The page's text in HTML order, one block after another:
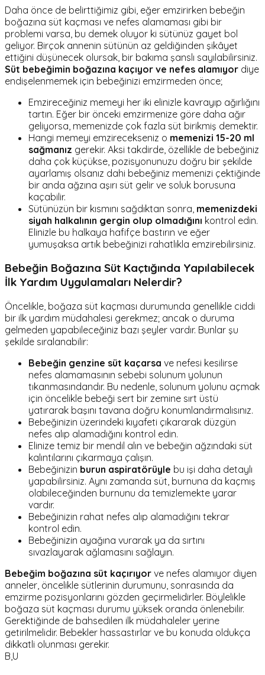
Daha önce de belirttiğimiz gibi, eğer emzirirken bebeğin
boğazına süt kaçması ve nefes alamaması gibi bir
problemi varsa, bu demek oluyor ki sütünüz gayet bol
geliyor. Birçok annenin sütünün az geldiğinden şikâyet
ettiğini düşünecek olursak, bir bakıma şanslı sayılabilirsiniz.
Süt bebeğimin boğazına kaçıyor ve nefes alamıyor diye
endişelenmemek için bebeğinizi emzirmeden önce;
Emzireceğiniz memeyi her iki elinizle kavrayıp ağırlığını
tartın. Eğer bir önceki emzirmenize göre daha ağır
geliyorsa, memenizde çok fazla süt birikmiş demektir.
Hangi memeyi emzirecekseniz o memenizi 15-20 ml
sağmanız gerekir. Aksi takdirde, özellikle de bebeğiniz
daha çok küçükse, pozisyonunuzu doğru bir şekilde
ayarlamış olsanız dahi bebeğiniz memenizi çektiğinde
bir anda ağzına aşırı süt gelir ve soluk borusuna
kaçabilir.
Sütünüzün bir kısmını sağdıktan sonra, memenizdeki
siyah halkalının gergin olup olmadığını kontrol edin.
Elinizle bu halkaya hafifçe bastırın ve eğer
yumuşaksa artık bebeğinizi rahatlıkla emzirebilirsiniz.
Bebeğin Boğazına Süt Kaçtığında Yapılabilecek
İlk Yardım Uygulamaları Nelerdir?
Öncelikle, boğaza süt kaçması durumunda genellikle ciddi
bir ilk yardım müdahalesi gerekmez; ancak o duruma
gelmeden yapabileceğiniz bazı şeyler vardır. Bunlar şu
şekilde sıralanabilir:
Bebeğin genzine süt kaçarsa ve nefesi kesilirse
nefes alamamasının sebebi solunum yolunun
tıkanmasındandır. Bu nedenle, solunum yolunu açmak
için öncelikle bebeği sert bir zemine sırt üstü
yatırarak başını tavana doğru konumlandırmalısınız.
Bebeğinizin üzerindeki kıyafeti çıkararak düzgün
nefes alıp alamadığını kontrol edin.
Elinize temiz bir mendil alın ve bebeğin ağzındaki süt
kalıntılarını çıkarmaya çalışın.
Bebeğinizin burun aspiratörüyle bu işi daha detaylı
yapabilirsiniz. Aynı zamanda süt, burnuna da kaçmış
olabileceğinden burnunu da temizlemekte yarar
vardır.
Bebeğinizin rahat nefes alıp alamadığını tekrar
kontrol edin.
Bebeğinizin ayağına vurarak ya da sırtını
sıvazlayarak ağlamasını sağlayın.
Bebeğim boğazına süt kaçırıyor ve nefes alamıyor diyen
anneler, öncelikle sütlerinin durumunu, sonrasında da
emzirme pozisyonlarını gözden geçirmelidirler. Böylelikle
boğaza süt kaçması durumu yüksek oranda önlenebilir.
Gerektiğinde de bahsedilen ilk müdahaleler yerine
getirilmelidir. Bebekler hassastırlar ve bu konuda oldukça
dikkatli olunması gerekir.
B,U